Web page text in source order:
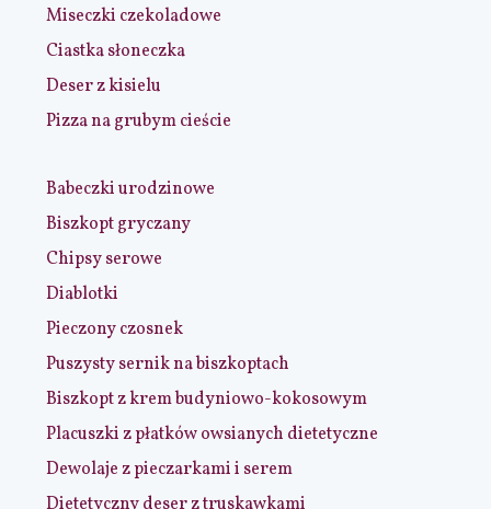
Miseczki czekoladowe
Ciastka słoneczka
Deser z kisielu
Pizza na grubym cieście
Babeczki urodzinowe
Biszkopt gryczany
Chipsy serowe
Diablotki
Pieczony czosnek
Puszysty sernik na biszkoptach
Biszkopt z krem budyniowo-kokosowym
Placuszki z płatków owsianych dietetyczne
Dewolaje z pieczarkami i serem